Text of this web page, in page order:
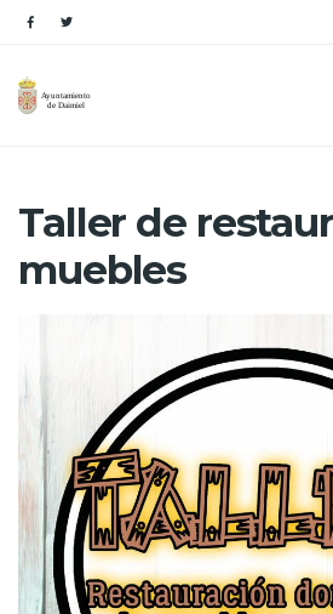
Taller de
muebles